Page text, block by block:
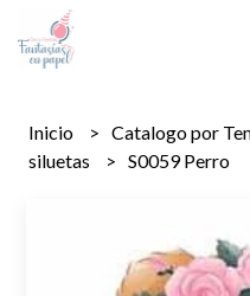
Inicio Catalogo por
siluetas
S0059 Perro